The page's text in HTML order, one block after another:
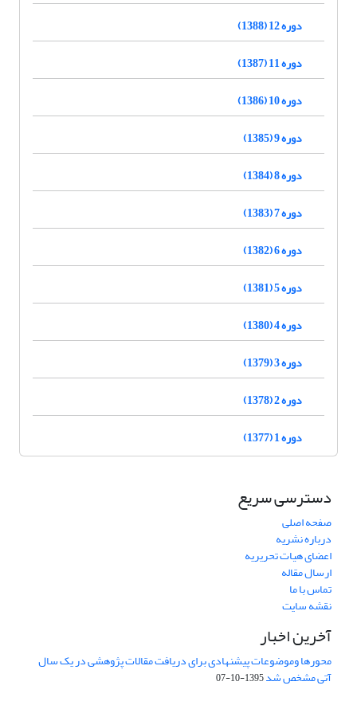
دوره 12 (1388)
دوره 11 (1387)
دوره 10 (1386)
دوره 9 (1385)
دوره 8 (1384)
دوره 7 (1383)
دوره 6 (1382)
دوره 5 (1381)
دوره 4 (1380)
دوره 3 (1379)
دوره 2 (1378)
دوره 1 (1377)
دسترسی سریع
صفحه اصلی
درباره نشریه
اعضای هیات تحریریه
ارسال مقاله
تماس با ما
نقشه سایت
آخرین اخبار
محورها وموضوعات پیشنهادی برای دریافت مقالات پژوهشی در یک سال
آتی مشخص شد1395-10-07